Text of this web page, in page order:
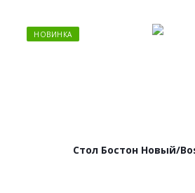
НОВИНКА
Стол Бостон Новый/